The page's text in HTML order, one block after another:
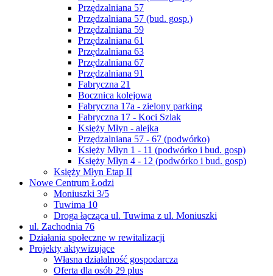
Przędzalniana 57
Przędzalniana 57 (bud. gosp.)
Przędzalniana 59
Przędzalniana 61
Przędzalniana 63
Przędzalniana 67
Przędzalniana 91
Fabryczna 21
Bocznica kolejowa
Fabryczna 17a - zielony parking
Fabryczna 17 - Koci Szlak
Księży Młyn - alejka
Przędzalniana 57 - 67 (podwórko)
Księży Młyn 1 - 11 (podwórko i bud. gosp)
Księży Młyn 4 - 12 (podwórko i bud. gosp)
Księży Młyn Etap II
Nowe Centrum Łodzi
Moniuszki 3/5
Tuwima 10
Droga łącząca ul. Tuwima z ul. Moniuszki
ul. Zachodnia 76
Działania społeczne w rewitalizacji
Projekty aktywizujące
Własna działalność gospodarcza
Oferta dla osób 29 plus